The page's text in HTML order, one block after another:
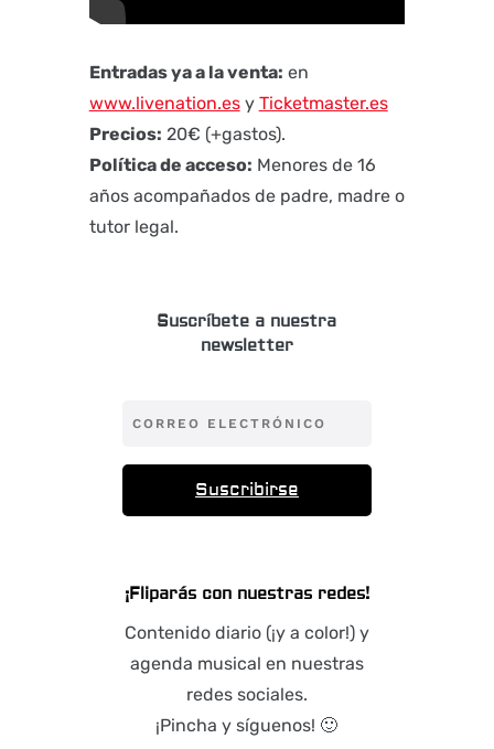
Entradas ya a la venta: en
www.livenation.esy Ticketmaster.es
Precios: 20€ (+gastos).
Política de acceso: Menores de 16
años acompañados de padre, madre o
tutor legal.
Suscríbete a nuestra
newsletter
Suscribirse
¡Fliparás con nuestras redes!
Contenido diario (¡y a color!) y
agenda musical en nuestras
redes sociales.
¡Pincha y síguenos! 🙂